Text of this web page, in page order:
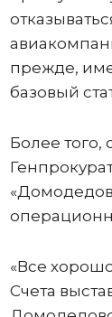
прежде,
базовый
Более того,
«Все
Счета